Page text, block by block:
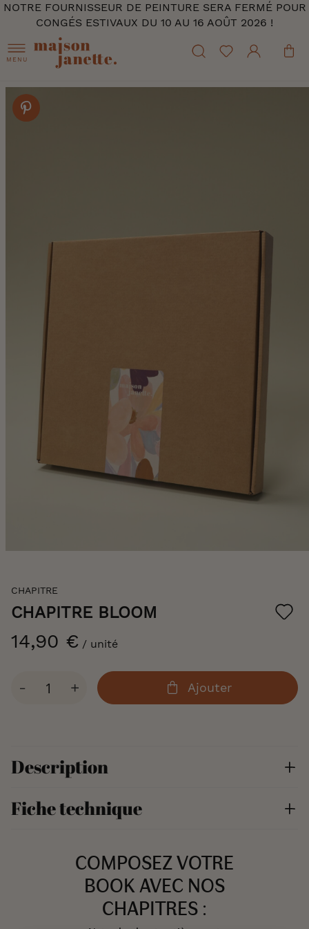
NOTRE FOURNISSEUR DE PEINTURE SERA FERMÉ POUR
CONGÉS ESTIVAUX DU 10 AU 16 AOÛT 2026 !
MENU
CHAPITRE
CHAPITRE BLOOM
14,90 € / unité
Qté
- + Ajouter
Skip
the
the
beginning
the
Description
Fiche technique
COMPOSEZ VOTRE
BOOK AVEC NOS
CHAPITRES :